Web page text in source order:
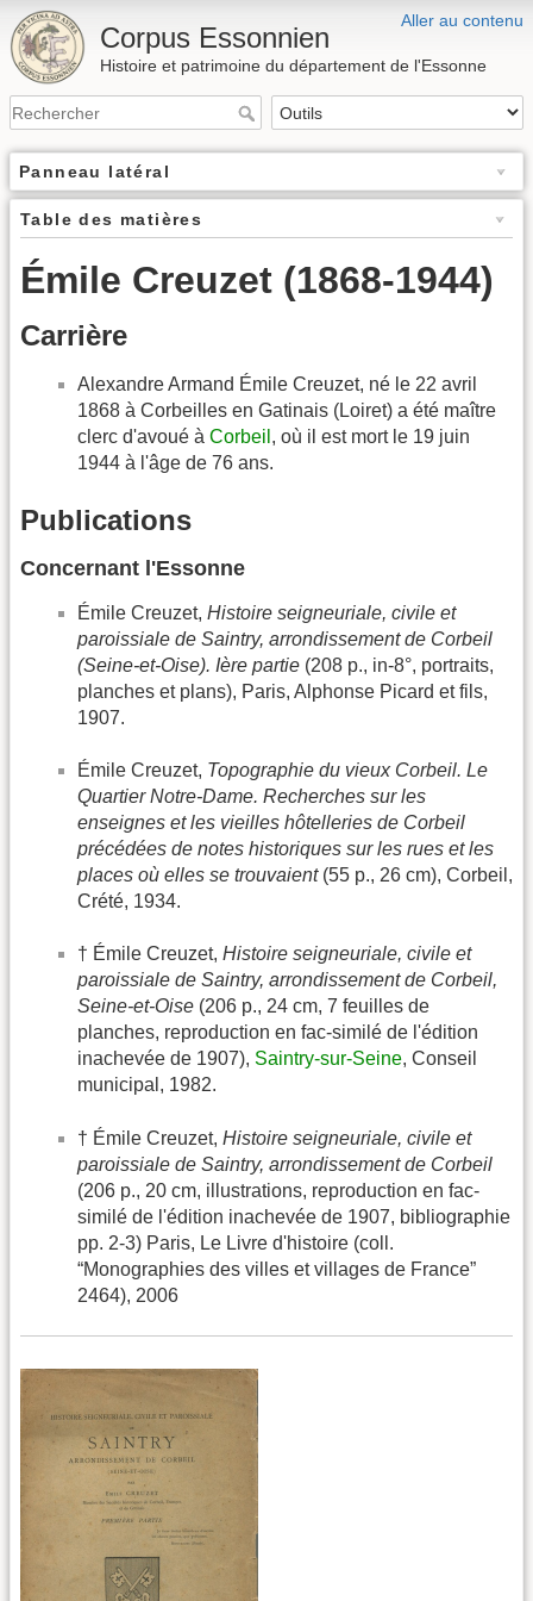
Aller au contenu
Corpus Essonnien
Histoire et patrimoine du département de l'Essonne
Panneau latéral
Table des matières
Émile Creuzet (1868-1944)
Carrière
Alexandre Armand Émile Creuzet, né le 22 avril
1868 à Corbeilles en Gatinais (Loiret) a été maître
clerc d'avoué à Corbeil , où il est mort le 19 juin
1944 à l'âge de 76 ans.
Publications
Concernant l'Essonne
Émile Creuzet, Histoire seigneuriale, civile et
paroissiale de Saintry, arrondissement de Corbeil
(Seine-et-Oise). Ière partie (208 p., in-8°, portraits,
planches et plans), Paris, Alphonse Picard et fils,
1907.
Émile Creuzet, Topographie du vieux Corbeil. Le
Quartier Notre-Dame. Recherches sur les
enseignes et les vieilles hôtelleries de Corbeil
précédées de notes historiques sur les rues et les
places où elles se trouvaient(55 p., 26 cm), Corbeil,
Crété, 1934.
† Émile Creuzet, Histoire seigneuriale, civile et
paroissiale de Saintry, arrondissement de Corbeil,
Seine-et-Oise (206 p., 24 cm, 7 feuilles de
planches, reproduction en fac-similé de l'édition
inachevée de 1907), Saintry-sur-Seine, Conseil
municipal, 1982.
† Émile Creuzet, Histoire seigneuriale, civile et
paroissiale de Saintry, arrondissement de Corbeil
(206 p., 20 cm, illustrations, reproduction en fac-
similé de l'édition inachevée de 1907, bibliographie
pp. 2-3) Paris, Le Livre d'histoire (coll.
“Monographies des villes et villages de France”
2464), 2006